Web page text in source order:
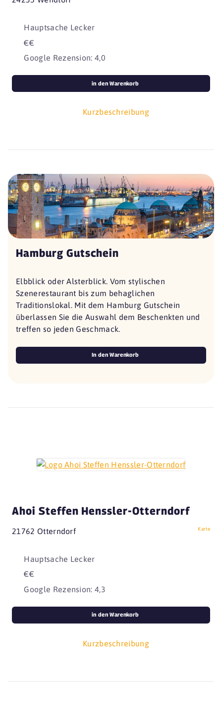
Hauptsache Lecker
€€
Google Rezension: 4,0
Kurzbeschreibung
in den Warenkorb
Hamburg Gutschein
Elbblick oder Alsterblick. Vom stylischen
Szenerestaurant bis zum behaglichen
Traditionslokal. Mit dem Hamburg Gutschein
überlassen Sie die Auswahl dem Beschenkten und
treffen so jeden Geschmack.
In den Warenkorb
Ahoi Steffen Henssler-Otterndorf
21762 Otterndorf Karte
Hauptsache Lecker
€€
Google Rezension: 4,3
Kurzbeschreibung
in den Warenkorb